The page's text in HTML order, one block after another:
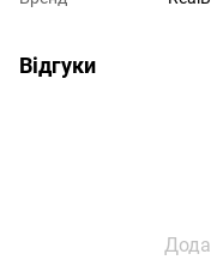
Відгуки